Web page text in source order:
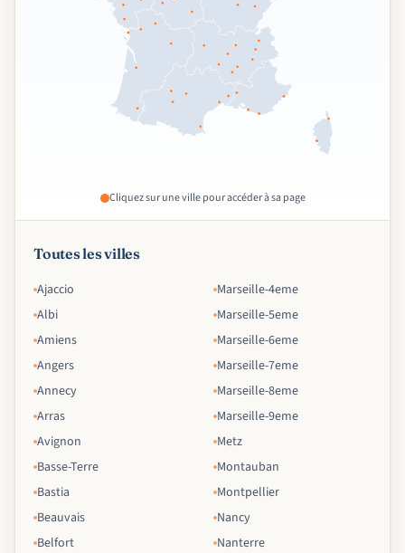
Cliquez sur une ville pour accéder à sa page
Toutes les villes
Ajaccio
Albi
Amiens
Angers
Annecy
Arras
Avignon
Basse-Terre
Bastia
Beauvais
Belfort
Marseille-4eme
Marseille-5eme
Marseille-6eme
Marseille-7eme
Marseille-8eme
Marseille-9eme
Metz
Montauban
Montpellier
Nancy
Nanterre